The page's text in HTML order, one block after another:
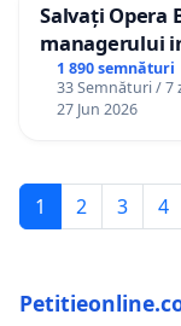
Salvați Opera
managerului
1 890 semnături
33 Semnături / 7
27 Jun 2026
1 2 3 4